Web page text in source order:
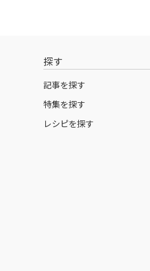
探す
記事を探す
特集を探す
レシピを探す